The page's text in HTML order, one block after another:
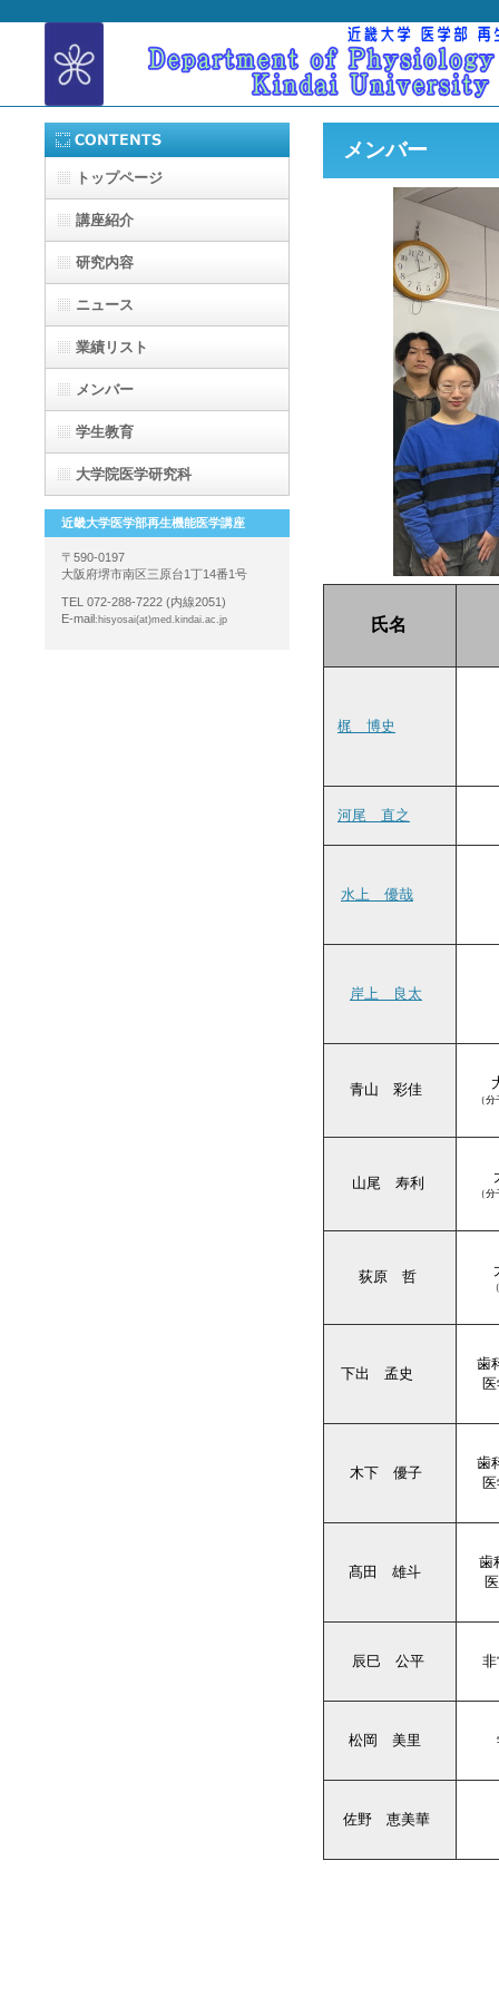
メンバー
氏名
梶 博史
河尾 直之
水上 優哉
岸上 良太
青山 彩佳
（
山尾 寿利
（
荻原 哲
下出 孟史
歯
木下 優子
歯
髙田 雄斗
歯
辰巳 公平
松岡 美里
佐野 恵美華
トップページ
講座紹介
研究内容
ニュース
業績リスト
メンバー
学生教育
大学院医学研究科
近畿大学医学部再生機能医学講座
〒590-0197
大阪府堺市南区三原台1丁14番1号
TEL 072-288-7222 (内線2051)
E-mail :hisyosai(at)med.kindai.ac.jp